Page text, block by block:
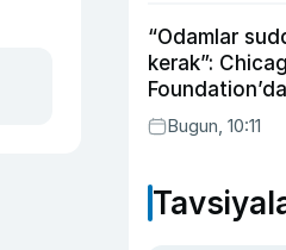
“Odamlar
kerak”:
o‘zbekistonlik
Abduaxatova
Bugun, 10:11